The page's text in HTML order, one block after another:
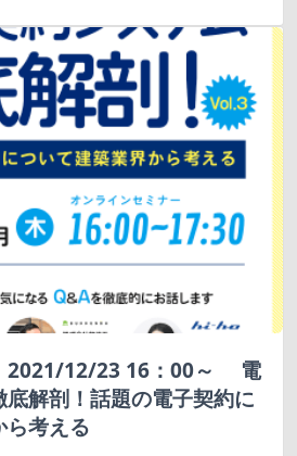
2021/12/23 16：00～ 電
解剖！話題の電子契約に
ら考える